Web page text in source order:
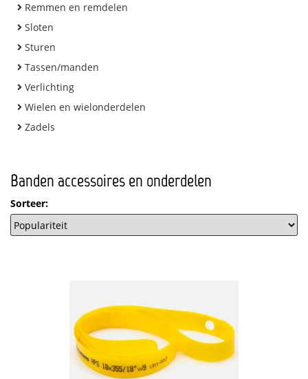
Remmen en remdelen
Sloten
Sturen
Tassen/manden
Verlichting
Wielen en wielonderdelen
Zadels
Banden accessoires en onderdelen
Sorteer: